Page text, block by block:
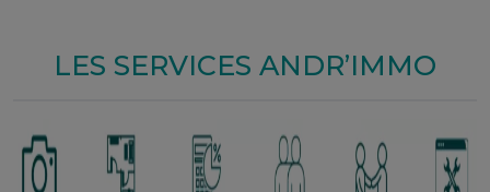
LES SERVICES ANDR’IMMO